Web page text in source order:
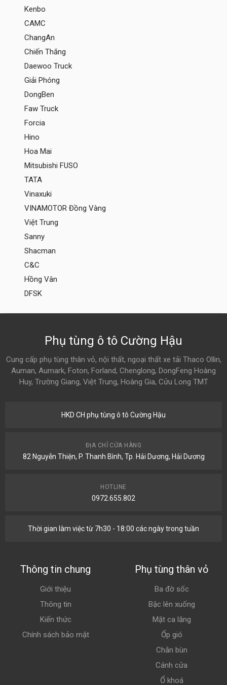
Kenbo
CAMC
ChangAn
Chiến Thắng
Daewoo Truck
Giải Phóng
DongBen
Faw Truck
Forcia
Hino
Hoa Mai
Mitsubishi FUSO
TATA
Vinaxuki
VINAMOTOR Đồng Vàng
Việt Trung
Sanny
Shacman
C&C
Hồng Vân
DFSK
Phụ tùng ô tô Cường Hậu
Cung cấp phụ tùng thân vỏ, nội thất, ngoại thất xe tải Thaco Ollin,
Auman, Aumark, Foton, Forland, Chenglong, DongFeng Hoàng
Huy, Trường Giang, Việt Trung, Hoàng Gia, Cửu Long TMT
HKD CH phụ tùng ô tô Cường Hậu
ĐỊA CHỈ CỬA HÀNG
82 Nguyễn Thiện, P. Thanh Bình, Tp. Hải Dương, Hải Dương
HOTLINE
0972.655.802
Thời gian làm việc từ 7h30 - 18:00 các ngày trong tuần
Thông tin chung
Giới thiệu
Thông tin
Kiến thức
Chính sách bảo mật
Phụ tùng thân vỏ
Ba đờ sốc
Bậc lên xuống
Mặt ca lăng
Ốp gió
Chắn bùn
Cánh cửa
Ổ khoá